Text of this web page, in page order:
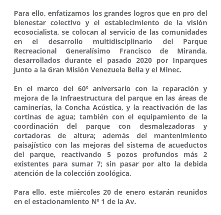
Para ello, enfatizamos los grandes logros que en pro del
bienestar colectivo y el establecimiento de la visión
ecosocialista, se colocan al servicio de las comunidades
en el desarrollo multidisciplinario del Parque
Recreacional Generalísimo Francisco de Miranda,
desarrollados durante el pasado 2020 por Inparques
junto a la Gran Misión Venezuela Bella y el Minec.
En el marco del 60º aniversario con la reparación y
mejora de la Infraestructura del parque en las áreas de
caminerías, la Concha Acústica, y la reactivación de las
cortinas de agua; también con el equipamiento de la
coordinación del parque con desmalezadoras y
cortadoras de altura; además del mantenimiento
paisajístico con las mejoras del sistema de acueductos
del parque, reactivando 5 pozos profundos más 2
existentes para sumar 7; sin pasar por alto la debida
atención de la colección zoológica.
Para ello, este miércoles 20 de enero estarán reunidos
en el estacionamiento Nº 1 de la Av.